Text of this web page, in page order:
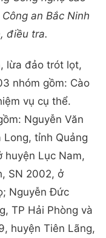
an Bắc Ninh
điều tra.
lừa đảo trót lọt,
nhóm gồm: Cào
vụ cụ thể.
Nguyễn Văn
Long, tỉnh Quảng
huyện Lục Nam,
SN 2002, ở
Nguyễn Đức
TP Hải Phòng và
huyện Tiên Lãng,